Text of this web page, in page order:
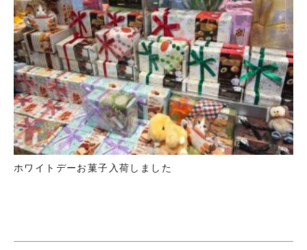
ホワイトデーお菓子入荷しました